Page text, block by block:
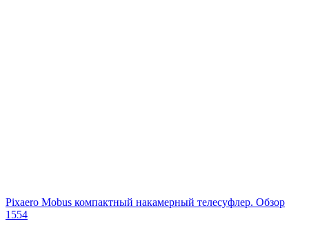
Pixaero Mobus компактный накамерный телесуфлер. Обзор
1554